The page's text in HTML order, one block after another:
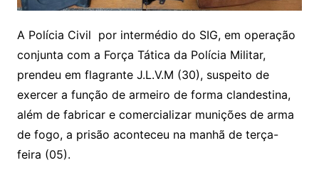
A Polícia Civil por intermédio do SIG, em operação
conjunta com a Força Tática da Polícia Militar,
prendeu em flagrante J.L.V.M (30), suspeito de
exercer a função de armeiro de forma clandestina,
além de fabricar e comercializar munições de arma
de fogo, a prisão aconteceu na manhã de terça-
feira (05).